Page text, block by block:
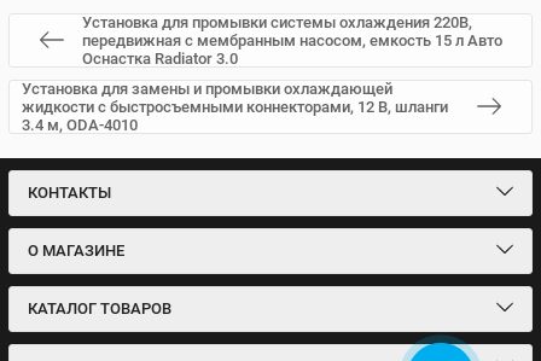
Установка для промывки системы охлаждения 220В,
передвижная с мембранным насосом, емкость 15 л Авто
Оснастка Radiator 3.0
Установка для замены и промывки охлаждающей
жидкости с быстросъемными коннекторами, 12 В, шланги
3.4 м, ODA-4010
КОНТАКТЫ
О МАГАЗИНЕ
КАТАЛОГ ТОВАРОВ